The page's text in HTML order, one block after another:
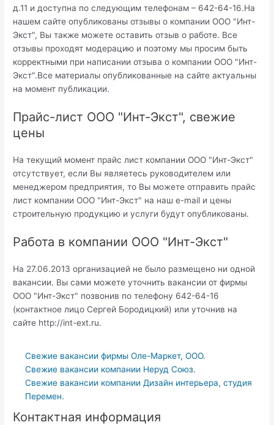
д.11 и доступна по следующим телефонам – 642-64-16.На
нашем сайте опубликованы отзывы о компании ООО "Инт-
Экст", Вы также можете оставить отзыв о работе. Все
отзывы проходят модерацию и поэтому мы просим быть
корректными при написании отзыва о компании ООО "Инт-
Экст".Все материалы опубликованные на сайте актуальны
на момент публикации.
Прайс-лист ООО "Инт-Экст", свежие
цены
На текущий момент прайс лист компании ООО "Инт-Экст"
отсутствует, если Вы являетесь руководителем или
менеджером предприятия, то Вы можете отправить прайс
лист компании ООО "Инт-Экст" на наш e-mail и цены
строительную продукцию и услуги будут опубликованы.
Работа в компании ООО "Инт-Экст"
На 27.06.2013 организацией не было размещено ни одной
вакансии. Вы сами можете уточнить вакансии от фирмы
ООО "Инт-Экст" позвонив по телефону 642-64-16
(контактное лицо Сергей Бородицкий) или уточнив на
сайте http://int-ext.ru.
Свежие вакансии фирмы Оле-Маркет, ООО.
Свежие вакансии компании Неруд Союз.
Свежие вакансии компании Дизайн интерьера, студия
Перемен.
Контактная информация